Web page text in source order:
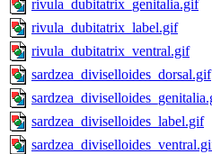
rivula_dubitatrix_genitalia.gif
rivula_dubitatrix_label.gif
rivula_dubitatrix_ventral.gif
sardzea_diviselloides_dorsal.gif
sardzea_diviselloides_label.gif